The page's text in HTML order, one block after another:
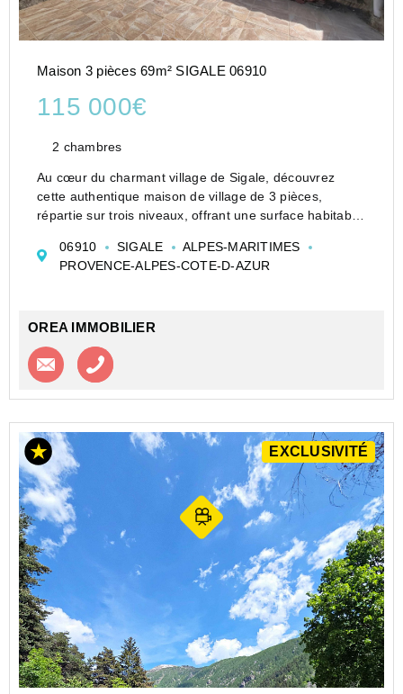
Maison 3 pièces 69m² SIGALE 06910
115 000€
2 chambres
Au cœur du charmant village de Sigale, découvrez
cette authentique maison de village de 3 pièces,
répartie sur trois niveaux, offrant une surface habitable
murs en pierre, sa façade récemment rénovée, son ...
06910 SIGALE
ALPES-MARITIMES
PROVENCE-ALPES-COTE-D-AZUR
OREA IMMOBILIER
Contacter l'agence
EXCLUSIVITÉ